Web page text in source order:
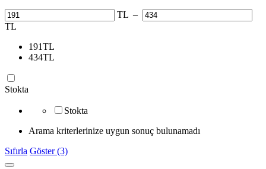
TL –
TL
191TL
434TL
Stokta
Stokta
Arama kriterlerinize uygun sonuç bulunamadı
Sıfırla Göster (3)